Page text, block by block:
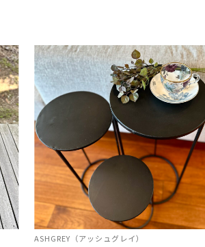
ASHGREY（アッシュグレイ）